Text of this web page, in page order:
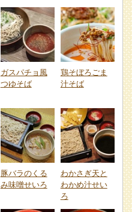
ガスパチョ風
つゆそば
鶏そぼろごま
汁そば
豚バラのくる
み味噌せいろ
わかさぎ天と
わかめ汁せい
ろ